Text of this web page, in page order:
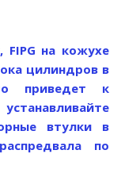
FIPG на кожухе
цилиндров в
приведет к
втулки в
по